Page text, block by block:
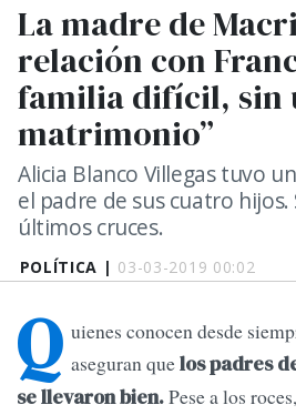
POLÍTICA | 03-03-2019 00:02
La madre de
relación con
familia difícil, sin
matrimonio”
Alicia Blanco Villegas tuvo
el padre de sus cuatro hijos.
últimos cruces.
Q uienes conocen desde
aseguran quelos padres
se llevaron bien.Pese a los roces,